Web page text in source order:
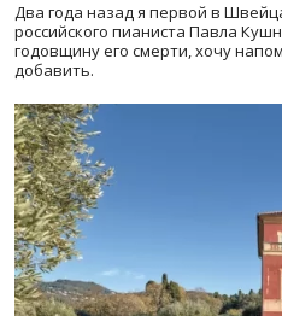
Два года назад я первой в
российского пианиста Павла
годовщину его смерти, хочу
добавить.